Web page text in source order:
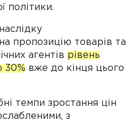
політики.
пропозицію товарів та
агентів рівень
30% вже до кінця цього
темпи зростання цін
з